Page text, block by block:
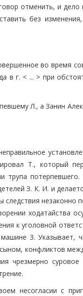
отменить, и дело
без
во время
в г. < ... > при
Л., а Занин
Т., который
трупа
З. К. И. и
незаконно
ходатайства
к уголовной
З. Указывает,
конфликтов
чрезмерно суровое
несогласии с